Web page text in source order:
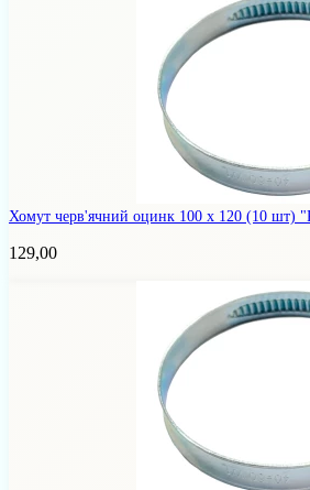
Хомут черв'ячний оцинк 100 х 120 (10 шт)
129,00